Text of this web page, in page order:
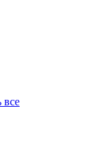
все